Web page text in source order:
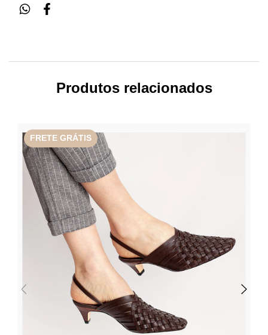
Produtos relacionados
FRETE GRÁTIS